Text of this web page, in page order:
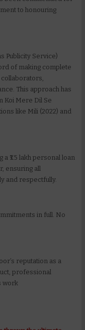
to honouring
Publicity Service)
of making complete
This approach has
Koi Mere Dil Se
like Mili (2022) and
₹1.5 lakh personal loan
ensuring all
and respectfully.
in full. No
reputation as a
professional
work